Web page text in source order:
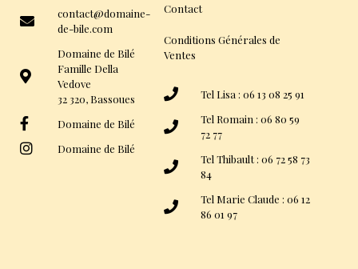
contact@domaine-
de-bile.com
Domaine de Bilé
Famille Della
Vedove
32 320, Bassoues
Domaine de Bilé
Domaine de Bilé
Contact
Conditions Générales de
Ventes
Tel Lisa : 06 13 08 25 91
Tel Romain : 06 80 59
72 77
Tel Thibault : 06 72 58 73
84
Tel Marie Claude : 06 12
86 01 97